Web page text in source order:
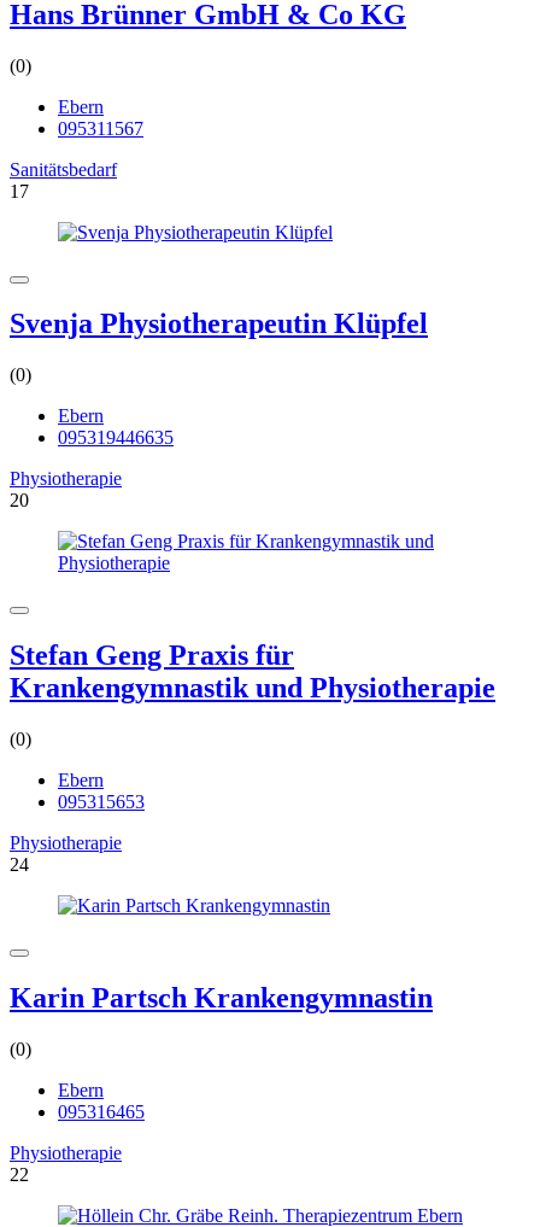
Hans Brünner GmbH & Co KG
(0)
Ebern
095311567
Sanitätsbedarf
17
Svenja Physiotherapeutin Klüpfel
(0)
Ebern
095319446635
Physiotherapie
20
Stefan Geng Praxis für
Krankengymnastik und Physiotherapie
(0)
Ebern
095315653
Physiotherapie
24
Karin Partsch Krankengymnastin
(0)
Ebern
095316465
Physiotherapie
22